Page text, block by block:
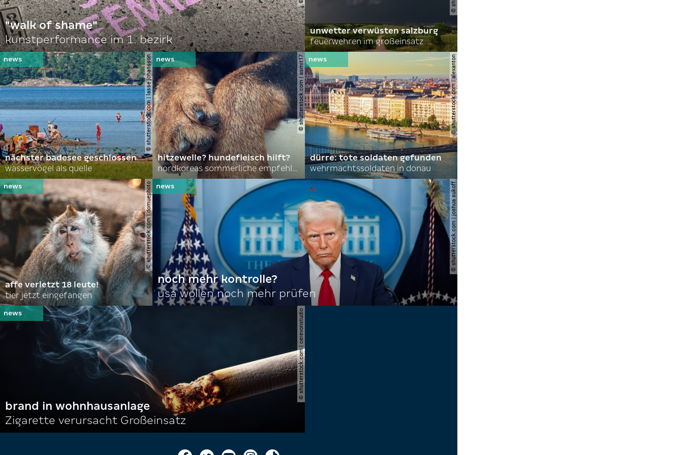
"walk of shame"
kunstperformance im 1. bezirk
unwetter verwüsten salzburg
feuerwehren im großeinsatz
© shutterstock.com | lasse johansson
nächster badesee geschlossen
wasservögel als quelle
© shutterstock.com | asmit17
hitzewelle? hundefleisch hilft?
nordkoreas sommerliche empfehlungen
© shutterstock.com | alexanton
dürre: tote soldaten gefunden
wehrmachtssoldaten in donau
© shutterstock.com | domuephoto
affe verletzt 18 leute!
tier jetzt eingefangen
© shutterstock.com | joshua sukoff
noch mehr kontrolle?
usa wollen noch mehr prüfen
© shutterstock.com | cerevonstudio
brand in wohnhausanlage
Zigarette verursacht Großeinsatz